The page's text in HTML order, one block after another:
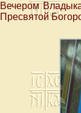
Вечером
Пресвятой